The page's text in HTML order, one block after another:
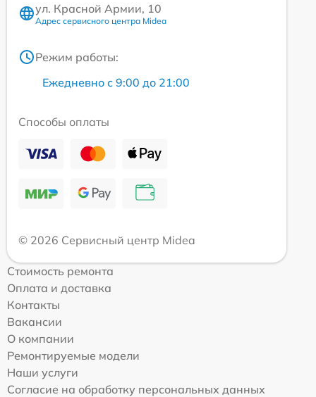
ул. Красной Армии, 10
Адрес сервисного центра Midea
Режим работы:
Ежедневно с 9:00 до 21:00
Способы оплаты
© 2026 Сервисный центр Midea
Стоимость ремонта
Оплата и доставка
Контакты
Вакансии
О компании
Ремонтируемые модели
Наши услуги
Согласие на обработку персональных данных